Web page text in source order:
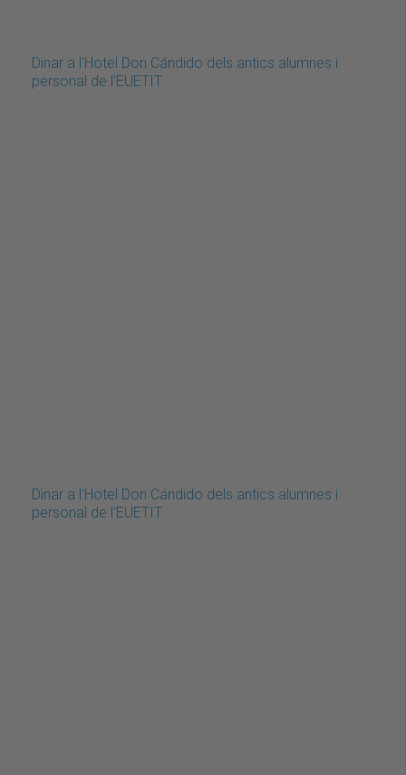
Dinar a l'Hotel Don Cándido dels antics alumnes i
personal de l'EUETIT.
Dinar a l'Hotel Don Cándido dels antics alumnes i
personal de l'EUETIT.